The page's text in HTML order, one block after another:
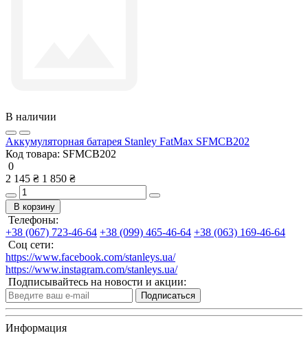
В наличии
Аккумуляторная батарея Stanley FatMax SFMCB202
Код товара: SFMCB202
0
2 145 ₴ 1 850 ₴
В корзину
Телефоны:
+38 (067) 723-46-64 +38 (099) 465-46-64 +38 (063) 169-46-64
Соц сети:
https://www.facebook.com/stanleys.ua/
https://www.instagram.com/stanleys.ua/
Подписывайтесь на новости и акции:
Подписаться
Информация